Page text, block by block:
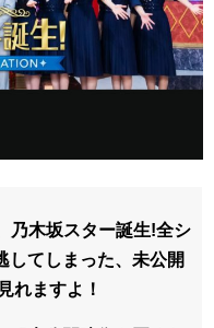
乃木坂スター誕生!全シ
してしまった、未公開
れますよ！